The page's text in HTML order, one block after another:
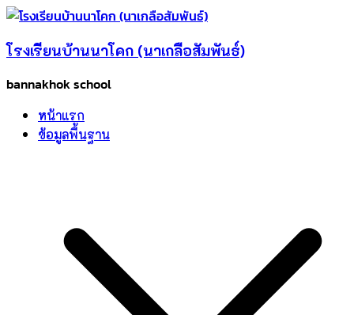
Skip
content
โรงเรียนบ้านนาโคก (นาเกลือสัมพันธ์)
bannakhok school
หน้าแรก
ข้อมูลพื้นฐาน